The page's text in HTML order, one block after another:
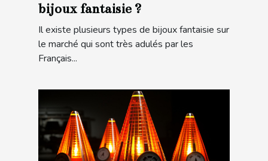
bijoux fantaisie ?
Il existe plusieurs types de bijoux fantaisie sur
le marché qui sont très adulés par les
Français...